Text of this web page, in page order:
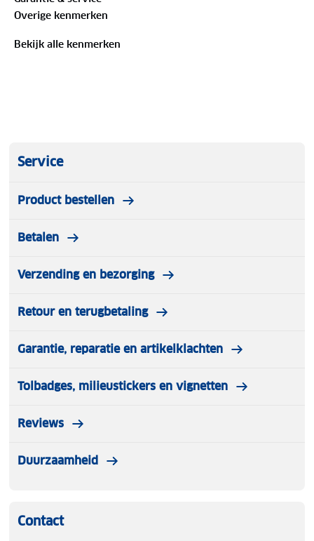
Specificaties:
Zekering
Klasse bescherming: IP20
Standaard lader vereist handmatige ontkoppeling na
opladen van de batterij
uitvoering/omkering van polariteit)
Overige kenmerken
Bekijk alle kenmerken
Service
Product bestellen
Betalen
Verzending en bezorging
Retour en terugbetaling
Garantie, reparatie en artikelklachten
Tolbadges, milieustickers en vignetten
Reviews
Duurzaamheid
Contact